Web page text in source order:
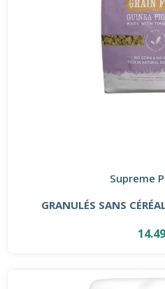
Supreme
GRANULÉS SANS